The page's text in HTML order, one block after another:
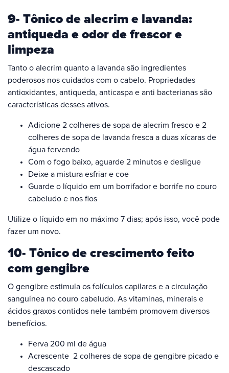
9- Tônico de alecrim e lavanda:
antiqueda e odor de frescor e
limpeza
Tanto o alecrim quanto a lavanda são ingredientes
poderosos nos cuidados com o cabelo. Propriedades
antioxidantes, antiqueda, anticaspa e anti bacterianas são
características desses ativos.
Adicione 2 colheres de sopa de alecrim fresco e 2
colheres de sopa de lavanda fresca a duas xícaras de
água fervendo
Com o fogo baixo, aguarde 2 minutos e desligue
Deixe a mistura esfriar e coe
Guarde o líquido em um borrifador e borrife no couro
cabeludo e nos fios
Utilize o líquido em no máximo 7 dias; após isso, você pode
fazer um novo.
10- Tônico de crescimento feito
com gengibre
O gengibre estimula os folículos capilares e a circulação
sanguínea no couro cabeludo. As vitaminas, minerais e
ácidos graxos contidos nele também promovem diversos
benefícios.
Ferva 200 ml de água
Acrescente 2 colheres de sopa de gengibre picado e
descascado